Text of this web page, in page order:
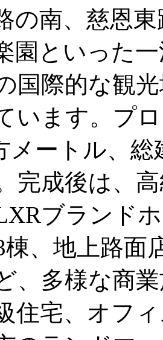
の南、慈恩
園といった
国際的な観
います。プ
メートル、
完成後は、
ブランド
棟、地上路面
、多様な商
住宅、オフ